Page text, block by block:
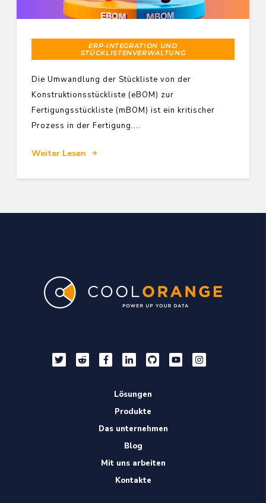
ERP-INTEGRATION UND
STÜCKLISTENVERWALTUNG
Die Umwandlung der Stückliste von der
Konstruktionsstückliste (eBOM) zur
Fertigungsstückliste (mBOM) ist ein kritischer
Prozess in der Fertigung....
Weiter Lesen
Lösungen
Produkte
Das unternehmen
Blog
Mit uns arbeiten
Kontakte